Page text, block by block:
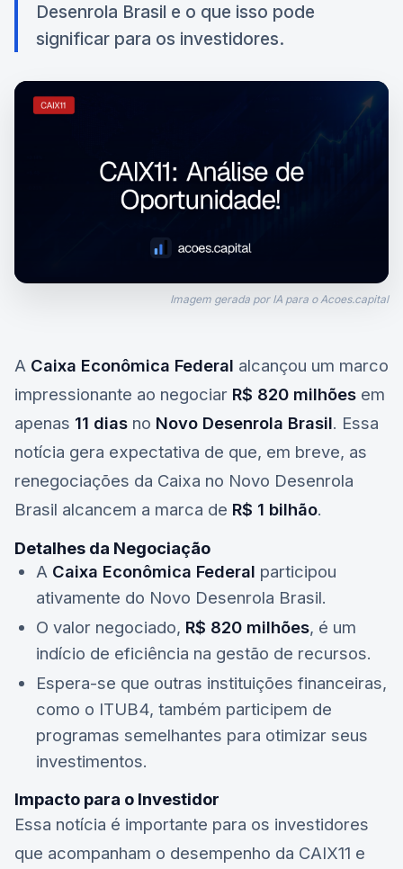
Desenrola Brasil e o que isso pode
significar para os investidores.
Imagem gerada por IA para o Acoes.capital
A Caixa Econômica Federal alcançou um marco
impressionante ao negociar R$ 820 milhões em
apenas 11 dias no Novo Desenrola Brasil. Essa
notícia gera expectativa de que, em breve, as
renegociações da Caixa no Novo Desenrola
Brasil alcancem a marca de R$ 1 bilhão.
Detalhes da Negociação
A Caixa Econômica Federal participou
ativamente do Novo Desenrola Brasil.
O valor negociado, R$ 820 milhões, é um
indício de eficiência na gestão de recursos.
Espera-se que outras instituições financeiras,
como o ITUB4, também participem de
programas semelhantes para otimizar seus
investimentos.
Impacto para o Investidor
Essa notícia é importante para os investidores
que acompanham o desempenho da CAIX11 e